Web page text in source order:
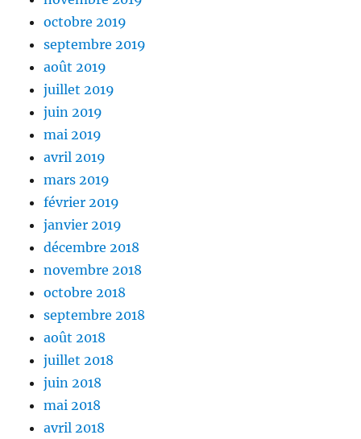
octobre 2019
septembre 2019
août 2019
juillet 2019
juin 2019
mai 2019
avril 2019
mars 2019
février 2019
janvier 2019
décembre 2018
novembre 2018
octobre 2018
septembre 2018
août 2018
juillet 2018
juin 2018
mai 2018
avril 2018